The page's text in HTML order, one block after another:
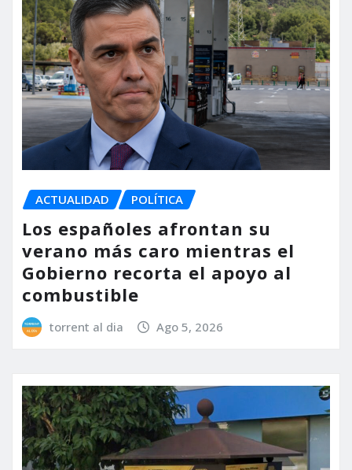
ACTUALIDAD POLÍTICA
Los españoles afrontan su
verano más caro mientras el
Gobierno recorta el apoyo al
combustible
torrent al dia Ago 5, 2026